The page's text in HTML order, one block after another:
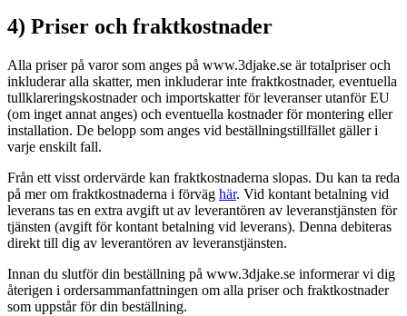
4) Priser och fraktkostnader
Alla priser på varor som anges på www.3djake.se är totalpriser och
inkluderar alla skatter, men inkluderar inte fraktkostnader, eventuella
tullklareringskostnader och importskatter för leveranser utanför EU
(om inget annat anges) och eventuella kostnader för montering eller
installation. De belopp som anges vid beställningstillfället gäller i
varje enskilt fall.
Från ett visst ordervärde kan fraktkostnaderna slopas. Du kan ta reda
på mer om fraktkostnaderna i förväg här. Vid kontant betalning vid
leverans tas en extra avgift ut av leverantören av leveranstjänsten för
tjänsten (avgift för kontant betalning vid leverans). Denna debiteras
direkt till dig av leverantören av leveranstjänsten.
Innan du slutför din beställning på www.3djake.se informerar vi dig
återigen i ordersammanfattningen om alla priser och fraktkostnader
som uppstår för din beställning.